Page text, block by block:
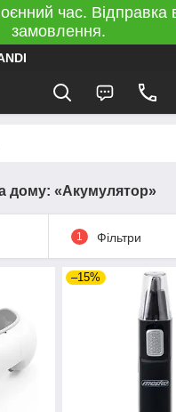
час. Відправка
замовлення.
дому: «Акумулятор»
1 Фільтри
–15%